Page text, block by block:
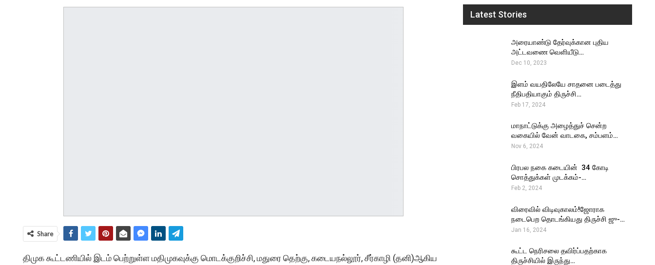
Share
திமுக கூட்டணியில் இடம் பெற்றுள்ள மதிமுகவுக்கு மொடக்குறிச்சி, மதுரை தெற்கு, கடையநல்லூர், சீர்காழி (தனி)ஆகிய
Latest Stories
அரையாண்டு தேர்வுக்கான புதிய
அட்டவணை வெளியீடு…
Dec 10, 2023
இளம் வயதிலேயே சாதனை படைத்து
நீதிபதியாகும் திருச்சி…
Feb 17, 2024
மாநாட்டுக்கு அழைத்துச் சென்ற
வகையில் வேன் வாடகை, சம்பளம்…
Nov 6, 2024
பிரபல நகை கடையின் ₹ 34 கோடி
சொத்துக்கள் முடக்கம்-…
Feb 2, 2024
விரைவில் விடிவுகாலம்!ஜோராக
நடைபெற தொடங்கியது திருச்சி ஜு-…
Jan 16, 2024
கூட்ட நெரிசலை தவிர்ப்பதற்காக
திருச்சியில் இருந்து…